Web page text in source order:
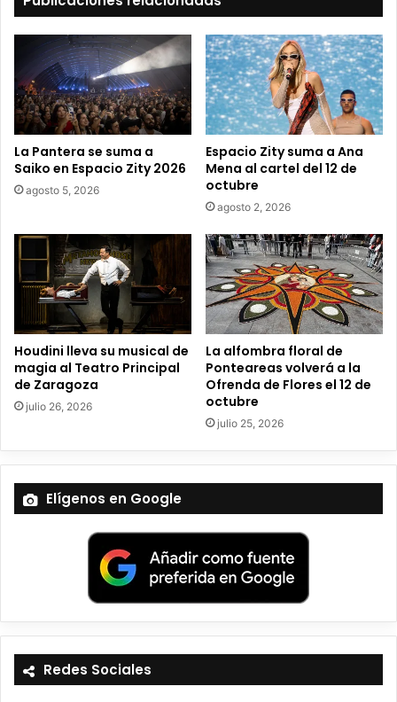
r
e
o
l
c
r
n
La Pantera se suma a
Saiko en Espacio Zity 2026
agosto 5, 2026
Espacio Zity suma a Ana
Mena al cartel del 12 de
octubre
agosto 2, 2026
Houdini lleva su musical de
magia al Teatro Principal
de Zaragoza
julio 26, 2026
La alfombra floral de
Ponteareas volverá a la
Ofrenda de Flores el 12 de
octubre
julio 25, 2026
Elígenos en Google
Redes Sociales